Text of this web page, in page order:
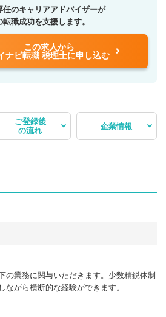
任のキャリアアドバイザーが
職成功を支援します。
この求人から
ナビ転職 税理士に申し込む
ご登録後
の流れ
企業情報
の業務に関与いただきます。少数精鋭体制
ながら横断的な経験ができます。